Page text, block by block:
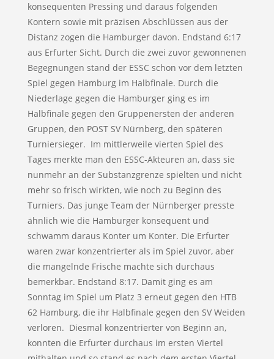
konsequenten Pressing und daraus folgenden
Kontern sowie mit präzisen Abschlüssen aus der
Distanz zogen die Hamburger davon. Endstand 6:17
aus Erfurter Sicht. Durch die zwei zuvor gewonnenen
Begegnungen stand der ESSC schon vor dem letzten
Spiel gegen Hamburg im Halbfinale. Durch die
Niederlage gegen die Hamburger ging es im
Halbfinale gegen den Gruppenersten der anderen
Gruppen, den POST SV Nürnberg, den späteren
Turniersieger. Im mittlerweile vierten Spiel des
Tages merkte man den ESSC-Akteuren an, dass sie
nunmehr an der Substanzgrenze spielten und nicht
mehr so frisch wirkten, wie noch zu Beginn des
Turniers. Das junge Team der Nürnberger presste
ähnlich wie die Hamburger konsequent und
schwamm daraus Konter um Konter. Die Erfurter
waren zwar konzentrierter als im Spiel zuvor, aber
die mangelnde Frische machte sich durchaus
bemerkbar. Endstand 8:17. Damit ging es am
Sonntag im Spiel um Platz 3 erneut gegen den HTB
62 Hamburg, die ihr Halbfinale gegen den SV Weiden
verloren. Diesmal konzentrierter von Beginn an,
konnten die Erfurter durchaus im ersten Viertel